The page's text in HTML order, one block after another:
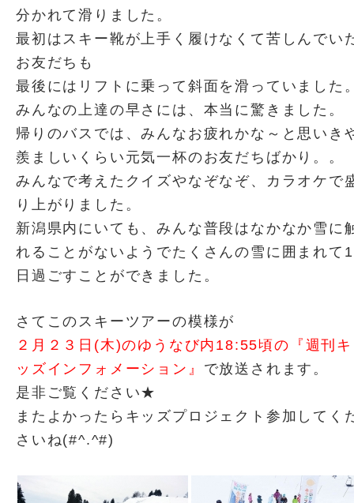
分かれて滑りました。
最初はスキー靴が上手く履けなくて苦しんでい
お友だちも
最後にはリフトに乗って斜面を滑っていました
みんなの上達の早さには、本当に驚きました。
帰りのバスでは、みんなお疲れかな～と思いき
羨ましいくらい元気一杯のお友だちばかり。。
みんなで考えたクイズやなぞなぞ、カラオケで
り上がりました。
新潟県内にいても、みんな普段はなかなか雪に
れることがないようでたくさんの雪に囲まれて1
日過ごすことができました。
さてこのスキーツアーの模様が
２月２３日(木)のゆうなび内18:55頃の『週刊キ
ッズインフォメーション』 で放送されます。
是非ご覧ください★
またよかったらキッズプロジェクト参加してく
さいね(#^.^#)